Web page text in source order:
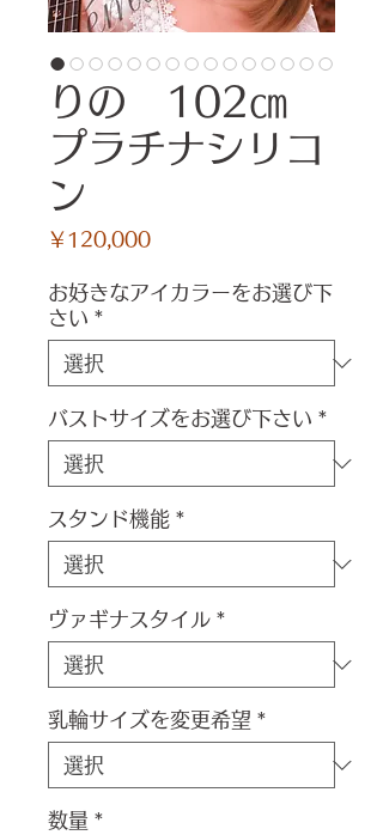
りの 102㎝
プラチナシリコ
ン
￥120,000価
お好きなアイカラーをお選び下
さい *
バストサイズをお選び下さい *
スタンド機能 *
ヴァギナスタイル *
乳輪サイズを変更希望 *
数量 *